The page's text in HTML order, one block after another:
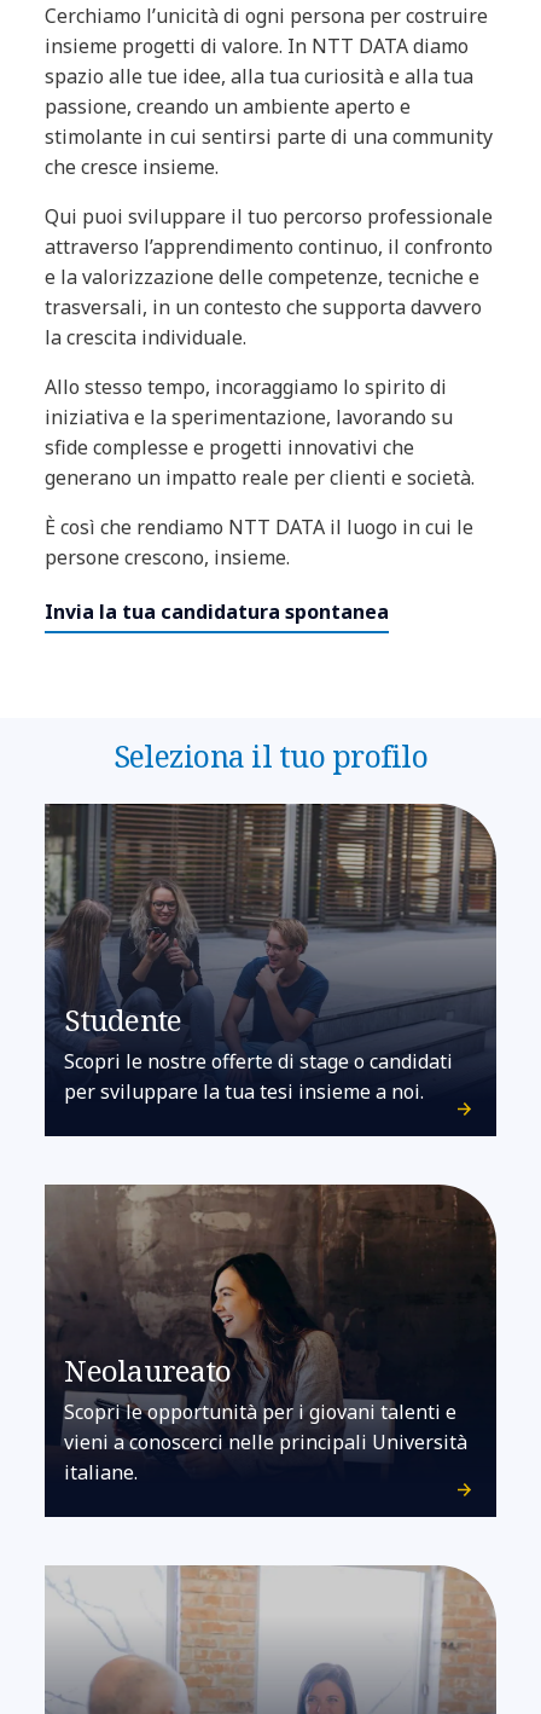
Cerchiamo l’unicità di ogni persona per costruire
insieme progetti di valore. In NTT DATA diamo
spazio alle tue idee, alla tua curiosità e alla tua
passione, creando un ambiente aperto e
stimolante in cui sentirsi parte di una community
che cresce insieme.
Qui puoi sviluppare il tuo percorso professionale
attraverso l’apprendimento continuo, il confronto
e la valorizzazione delle competenze, tecniche e
trasversali, in un contesto che supporta davvero
la crescita individuale.
Allo stesso tempo, incoraggiamo lo spirito di
iniziativa e la sperimentazione, lavorando su
sfide complesse e progetti innovativi che
generano un impatto reale per clienti e società.
È così che rendiamo NTT DATA il luogo in cui le
persone crescono, insieme.
Invia la tua candidatura spontanea
Seleziona il tuo profilo
Studente
Scopri le nostre offerte di stage o candidati
per sviluppare la tua tesi insieme a noi.
Neolaureato
Scopri le opportunità per i giovani talenti e
vieni a conoscerci nelle principali Università
italiane.